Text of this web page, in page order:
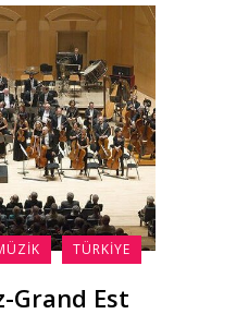
TÜRKIYE
Grand Est